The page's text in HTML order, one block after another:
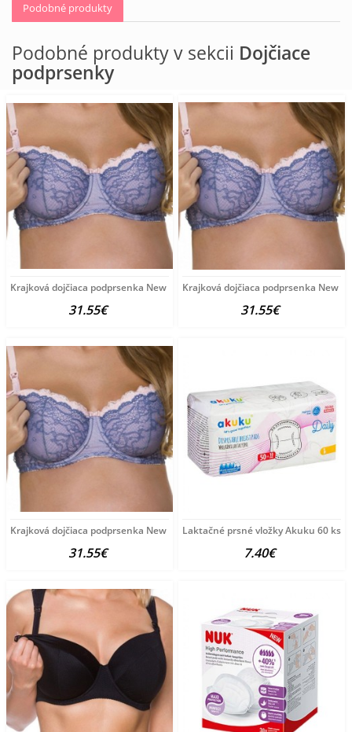
Podobné produkty
Podobné produkty v sekcii Dojčiace
podprsenky
Krajková dojčiaca podprsenka New Baby Emily modrá
31.55€
Krajková dojčiaca podprsenka New
31.55€
Krajková dojčiaca podprsenka New Baby Emily modrá
31.55€
Laktačné prsné vložky Akuku 60 ks
7.40€